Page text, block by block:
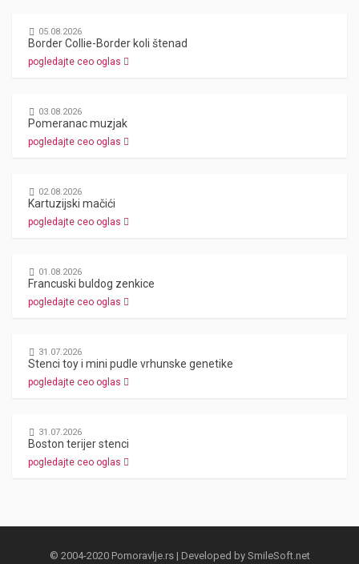
05.08.2026
Border Collie-Border koli štenad
pogledajte ceo oglas
03.08.2026
Pomeranac muzjak
pogledajte ceo oglas
02.08.2026
Kartuzijski mačići
pogledajte ceo oglas
01.08.2026
Francuski buldog zenkice
pogledajte ceo oglas
31.07.2026
Stenci toy i mini pudle vrhunske genetike
pogledajte ceo oglas
31.07.2026
Boston terijer stenci
pogledajte ceo oglas
© 2004-2020 Pomoravlje.rs | Developed by SmileSoft.net